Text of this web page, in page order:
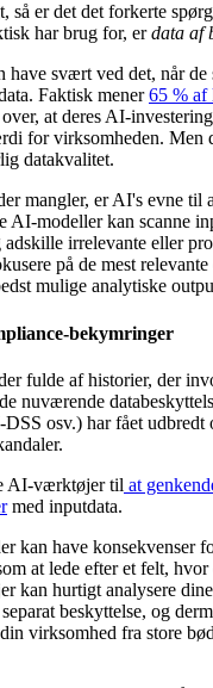
er det det forkerte
har brug for, erdata af
svært ved det, når de
Faktisk mener65 % af
at deres AI-
for virksomheden. Men
datakvalitet.
mangler, er AI's evne til
AI-modeller kan scanne
irrelevante eller
på de mest relevante
mulige analytiske
bekymringer
fulde af historier, der
nuværende
DSS osv.) har fået udbredt
AI-værktøjer til at
med inputdata.
kan have konsekvenser
at lede efter et felt,
kan hurtigt analysere
beskyttelse, og
virksomhed fra store